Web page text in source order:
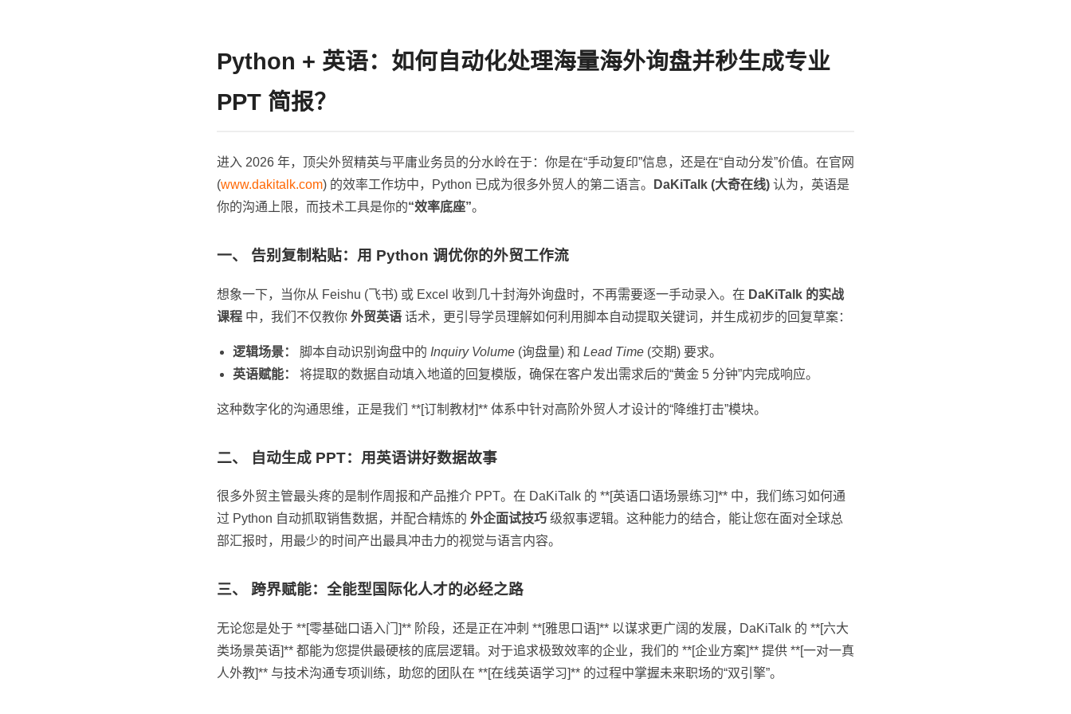
Python + 英语：如何自动化处理海量海外询盘并秒生成专业
PPT 简报？
进入 2026 年，顶尖外贸精英与平庸业务员的分水岭在于：你是在“手动复印”信息，还是在“自动分发”价值。在官网
(www.dakitalk.com) 的效率工作坊中，Python 已成为很多外贸人的第二语言。 DaKiTalk (大奇在线) 认为，英语是
你的沟通上限，而技术工具是你的“效率底座”。
一、 告别复制粘贴：用 Python 调优你的外贸工作流
想象一下，当你从 Feishu (飞书) 或 Excel 收到几十封海外询盘时，不再需要逐一手动录入。在 DaKiTalk 的实战
课程 中，我们不仅教你 外贸英语 话术，更引导学员理解如何利用脚本自动提取关键词，并生成初步的回复草案：
逻辑场景： 脚本自动识别询盘中的 Inquiry Volume (询盘量) 和 Lead Time (交期) 要求。
英语赋能：
将提取的数据自动填入地道的回复模版，确保在客户发出需求后的“黄金 5 分钟”内完成响应。
这种数字化的沟通思维，正是我们 **[订制教材]** 体系中针对高阶外贸人才设计的“降维打击”模块。
二、 自动生成 PPT：用英语讲好数据故事
很多外贸主管最头疼的是制作周报和产品推介 PPT。在 DaKiTalk 的 **[英语口语场景练习]** 中，我们练习如何通
过 Python 自动抓取销售数据，并配合精炼的 外企面试技巧 级叙事逻辑。这种能力的结合，能让您在面对全球总
部汇报时，用最少的时间产出最具冲击力的视觉与语言内容。
三、 跨界赋能：全能型国际化人才的必经之路
无论您是处于 **[零基础口语入门]** 阶段，还是正在冲刺 **[雅思口语]** 以谋求更广阔的发展，DaKiTalk 的 **[六大
类场景英语]** 都能为您提供最硬核的底层逻辑。对于追求极致效率的企业，我们的 **[企业方案]** 提供 **[一对一真
人外教]** 与技术沟通专项训练，助您的团队在 **[在线英语学习]** 的过程中掌握未来职场的“双引擎”。